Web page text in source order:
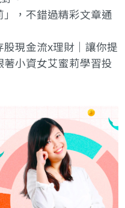
，不錯過精彩文章通
股現金流x理財｜讓你提
著小資女艾蜜莉學習投